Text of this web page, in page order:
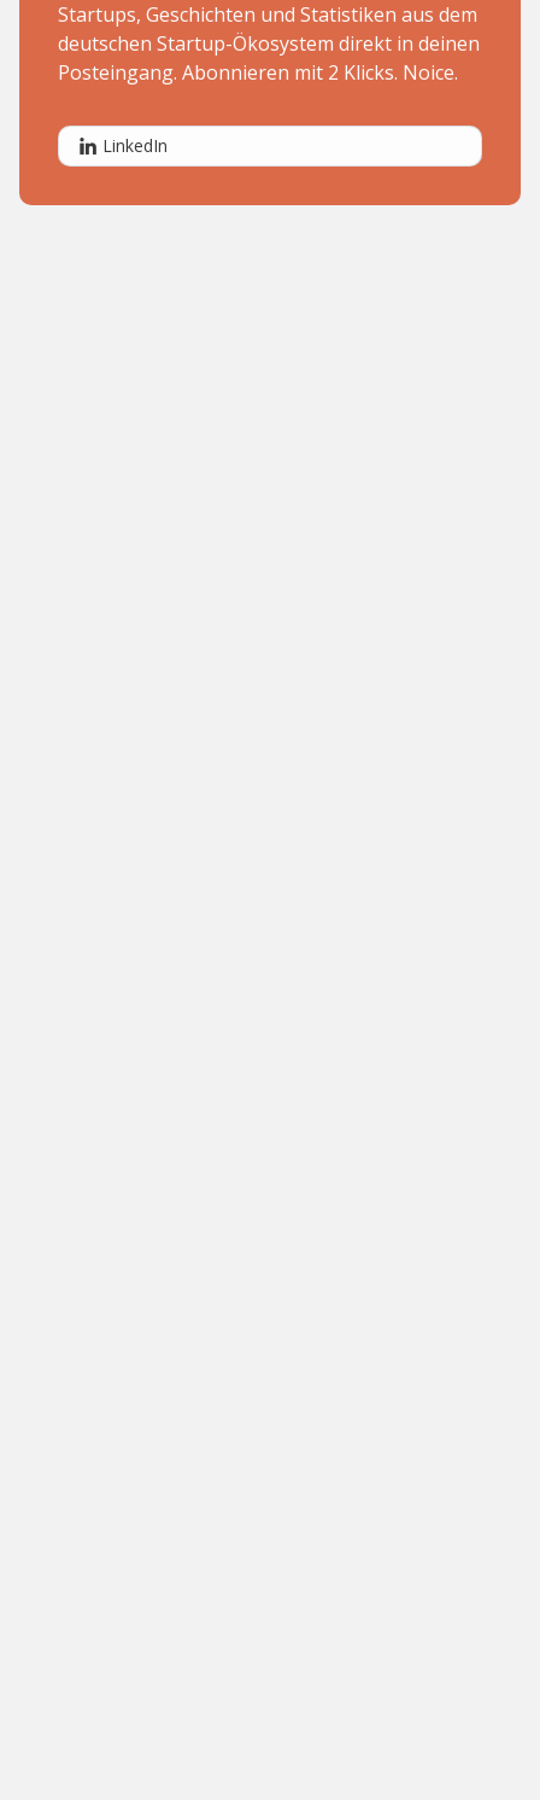
Startups, Geschichten und Statistiken aus dem
deutschen Startup-Ökosystem direkt in deinen
Posteingang. Abonnieren mit 2 Klicks. Noice.
LinkedIn